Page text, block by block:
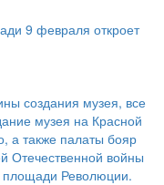
9 февраля откроет
создания музея, все
музея на Красной
а также палаты бояр
Отечественной войны
площади Революции.